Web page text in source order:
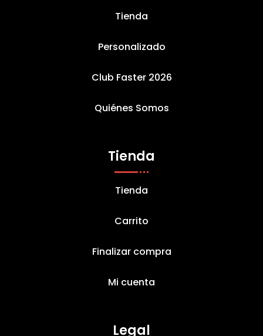
Tienda
Personalizado
Club Faster 2026
Quiénes Somos
Tienda
Tienda
Carrito
Finalizar compra
Mi cuenta
Legal